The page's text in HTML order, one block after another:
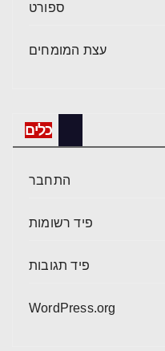
ספורט
עצת המומחים
כלים
התחבר
פיד רשומות
פיד תגובות
WordPress.org